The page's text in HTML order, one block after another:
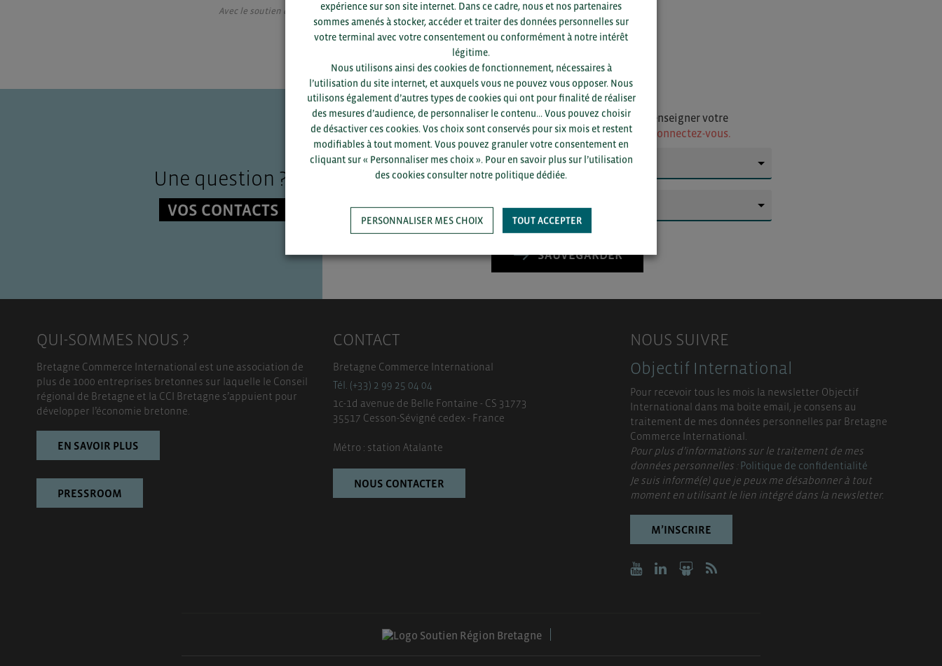
Avec le soutien du Crédit Agricole | Sponsor BCI 2026
Une question ?
VOS CONTACTS
Pour voir les contacts, merci de renseigner votre
département et votre secteur
ou connectez-vous.
SAUVEGARDER
QUI-SOMMES NOUS ?
Bretagne Commerce International est une association de
plus de 1000 entreprises bretonnes sur laquelle le Conseil
régional de Bretagne et la CCI Bretagne s’appuient pour
développer l’économie bretonne.
EN SAVOIR PLUS
PRESSROOM
CONTACT
Bretagne Commerce International
Tél. (+33) 2 99 25 04 04
1c-1d avenue de Belle Fontaine - CS 31773
35517 Cesson-Sévigné cedex - France
Métro : station Atalante
NOUS CONTACTER
NOUS SUIVRE
Objectif International
Pour recevoir tous les mois la newsletter Objectif
International dans ma boite email, je consens au
traitement de mes données personnelles par Bretagne
Commerce International.
Pour plus d’informations sur le traitement de mes
données personnelles :Politique de confidentialité
Je suis informé(e) que je peux me désabonner à tout
moment en utilisant le lien intégré dans la newsletter.
M’INSCRIRE
expérience sur son site internet. Dans ce cadre, nous et nos partenaires
sommes amenés à stocker, accéder et traiter des données personnelles sur
votre terminal avec votre consentement ou conformément à notre intérêt
légitime.
Nous utilisons ainsi des cookies de fonctionnement, nécessaires à
l’utilisation du site internet, et auxquels vous ne pouvez vous opposer. Nous
utilisons également d’autres types de cookies qui ont pour finalité de réaliser
des mesures d’audience, de personnaliser le contenu... Vous pouvez choisir
de désactiver ces cookies. Vos choix sont conservés pour six mois et restent
modifiables à tout moment. Vous pouvez granuler votre consentement en
cliquant sur « Personnaliser mes choix ». Pour en savoir plus sur l’utilisation
des cookies consulter notre politique dédiée.
PERSONNALISER MES CHOIX TOUT ACCEPTER